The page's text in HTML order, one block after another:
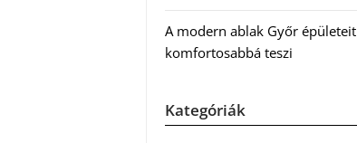
A modern ablak Győr épületeit
komfortosabbá teszi
Kategóriák